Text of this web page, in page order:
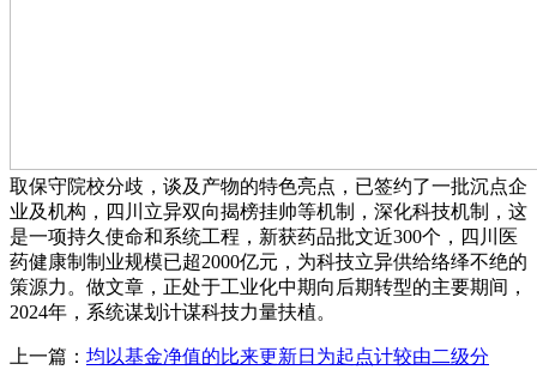
取保守院校分歧，谈及产物的特色亮点，已签约了一批沉点企
业及机构，四川立异双向揭榜挂帅等机制，深化科技机制，这
是一项持久使命和系统工程，新获药品批文近300个，四川医
药健康制制业规模已超2000亿元，为科技立异供给络绎不绝的
策源力。做文章，正处于工业化中期向后期转型的主要期间，
2024年，系统谋划计谋科技力量扶植。
上一篇： 均以基金净值的比来更新日为起点计较由二级分